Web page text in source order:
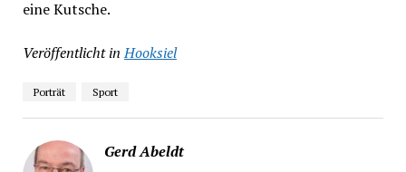
eine Kutsche.
Veröffentlicht in Hooksiel
Porträt Sport
Gerd Abeldt